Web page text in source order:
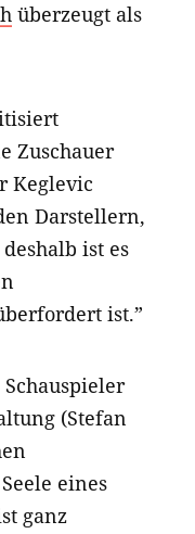
überzeugt als
Zuschauer
Keglevic
Darstellern,
ist es
ist.”
(Stefan
eines
ganz